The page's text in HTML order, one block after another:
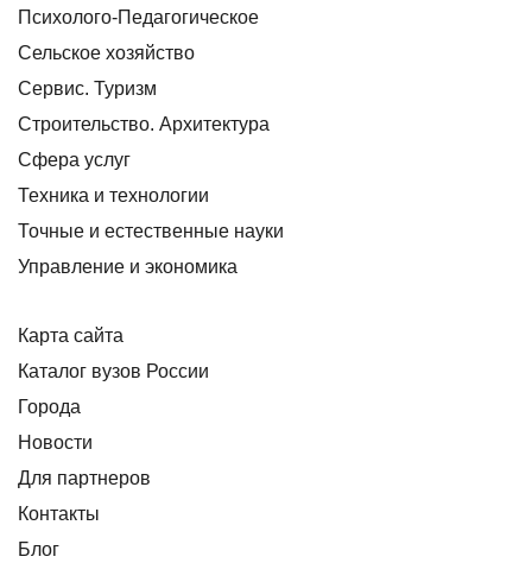
Психолого-Педагогическое
Сельское хозяйство
Сервис. Туризм
Строительство. Архитектура
Сфера услуг
Техника и технологии
Точные и естественные науки
Управление и экономика
Карта сайта
Каталог вузов России
Города
Новости
Для партнеров
Контакты
Блог